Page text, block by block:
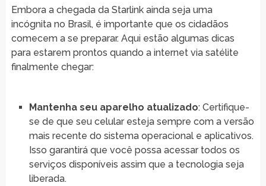
Embora a chegada da Starlink ainda seja uma
incógnita no Brasil, é importante que os cidadãos
comecem a se preparar. Aqui estão algumas dicas
para estarem prontos quando a internet via satélite
finalmente chegar:
Mantenha seu aparelho atualizado: Certifique-
se de que seu celular esteja sempre com a versão
mais recente do sistema operacional e aplicativos.
Isso garantirá que você possa acessar todos os
serviços disponíveis assim que a tecnologia seja
liberada.